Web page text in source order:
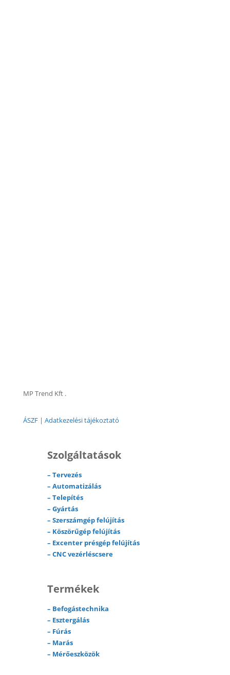
MP Trend Kft .
ÁSZF | Adatkezelési tájékoztató
Szolgáltatások
– Tervezés
– Automatizálás
– Telepítés
– Gyártás
– Szerszámgép felújítás
– Köszörűgép felújítás
– Excenter présgép felújítás
– CNC vezérléscsere
Termékek
– Befogástechnika
– Esztergálás
– Fúrás
– Marás
– Mérőeszközök